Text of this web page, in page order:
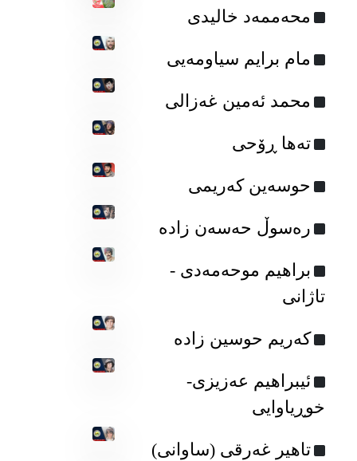
محەممەد خالیدی
مام برایم سیاومه‌یی
محمد ئه‌مین غه‌زالی
ته‌ها ڕۆحی
حوسەین کەریمی
رەسوڵ حەسەن زادە
براهیم موحه‌مه‌دی -
تاژانی
که‌ریم حوسین زاده‌
ئیبراهیم عه‌زیزی-
خوڕیاوایی
تاهیر غەرقی (ساوانی)